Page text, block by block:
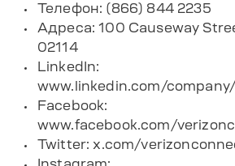
Телефон: (866) 844 2235
Адреса: 100 Causeway
02114
LinkedIn:
www.linkedin.com/
Facebook:
www.facebook.com/
Twitter: x.com/
Instagram: